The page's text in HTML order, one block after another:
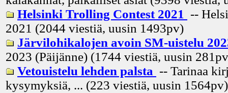
Helsinki Trolling Contest 2021 --
2021 (2044 viestiä, uusin 1493pv)
Järvilohikalojen avoin SM-uistelu
2023 (Päijänne) (1744 viestiä, uusin 281pv
Vetouistelu lehden palsta -- Tarinaa
kysymyksiä, ... (223 viestiä, uusin 1564pv)